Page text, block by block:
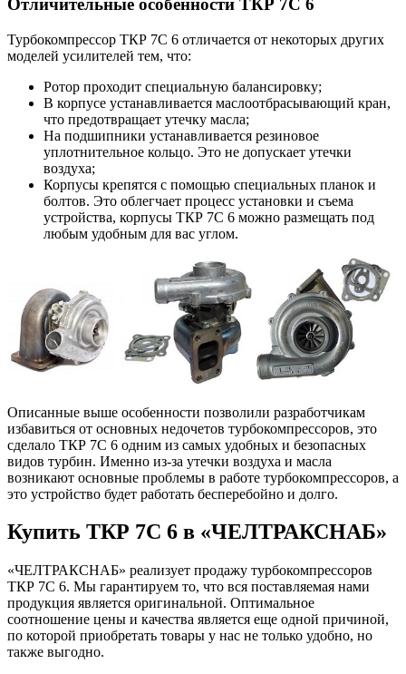
Отличительные особенности ТКР 7С 6
Турбокомпрессор ТКР 7С 6 отличается от некоторых других
моделей усилителей тем, что:
Ротор проходит специальную балансировку;
В корпусе устанавливается маслоотбрасывающий кран,
что предотвращает утечку масла;
На подшипники устанавливается резиновое
уплотнительное кольцо. Это не допускает утечки
воздуха;
Корпусы крепятся с помощью специальных планок и
болтов. Это облегчает процесс установки и съема
устройства, корпусы ТКР 7С 6 можно размещать под
любым удобным для вас углом.
Описанные выше особенности позволили разработчикам
избавиться от основных недочетов турбокомпрессоров, это
сделало ТКР 7С 6 одним из самых удобных и безопасных
видов турбин. Именно из-за утечки воздуха и масла
возникают основные проблемы в работе турбокомпрессоров, а
это устройство будет работать бесперебойно и долго.
Купить ТКР 7С 6 в «ЧЕЛТРАКСНАБ»
«ЧЕЛТРАКСНАБ» реализует продажу турбокомпрессоров
ТКР 7С 6. Мы гарантируем то, что вся поставляемая нами
продукция является оригинальной. Оптимальное
соотношение цены и качества является еще одной причиной,
по которой приобретать товары у нас не только удобно, но
также выгодно.